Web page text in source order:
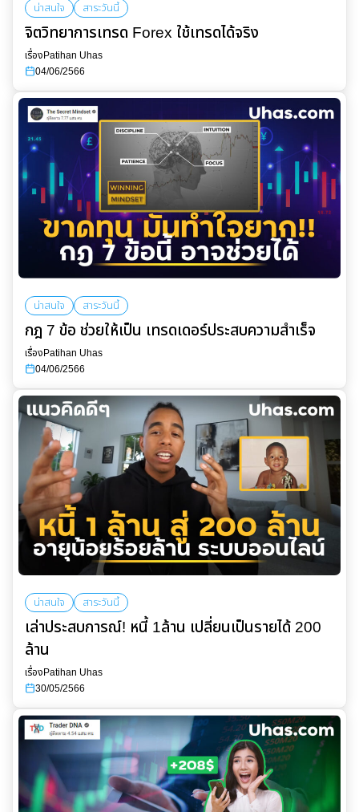
น่าสนใจ สาระวันนี้
จิตวิทยาการเทรด Forex ใช้เทรดได้จริง
เรื่องPatihan Uhas
04/06/2566
น่าสนใจ สาระวันนี้
กฎ 7 ข้อ ช่วยให้เป็น เทรดเดอร์ประสบความสำเร็จ
เรื่องPatihan Uhas
04/06/2566
น่าสนใจ สาระวันนี้
เล่าประสบการณ์! หนี้ 1ล้าน เปลี่ยนเป็นรายได้ 200
ล้าน
เรื่องPatihan Uhas
30/05/2566